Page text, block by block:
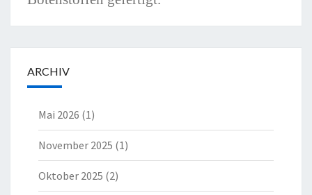
ARCHIV
Mai 2026 (1)
November 2025 (1)
Oktober 2025 (2)